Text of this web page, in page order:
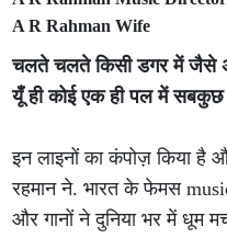
A R Rahman Wife
चलते चलते किसी डगर में जैसे
यूँ ही कोई एक ही पल में
इन लाइनों का कंपोज़ किया है
रहमान ने. भारत के फेमस
और गानों ने दुनिया भर में धूम